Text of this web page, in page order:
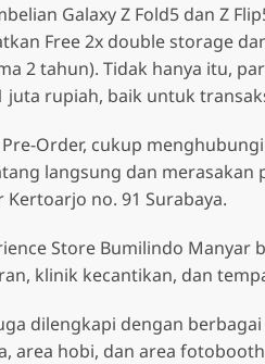
Galaxy Z Fold5 dan Z
Free 2x double storage
2 tahun). Tidak hanya itu,
juta rupiah, baik untuk
Order, cukup
langsung dan
Kertoarjo no. 91 Surabaya.
Store Bumilindo
klinik kecantikan, dan
dilengkapi dengan
area hobi, dan area